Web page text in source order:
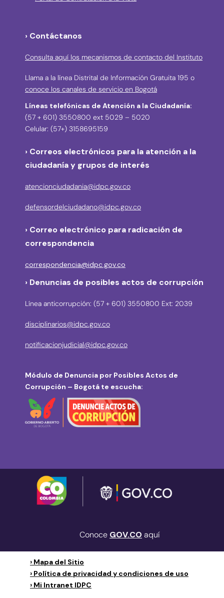
› Contáctanos
Consulta aquí los mecanismos de contacto del Instituto
Llama a la línea Distrital de Información Gratuita 195 o
conoce los canales de servicio en Bogotá
Líneas telefónicas de Atención a la Ciudadanía:
(57 + 601) 3550800 ext 5029 – 5020
Celular: (57+) 3158695159
› Correos electrónicos para la atención a la
ciudadanía y grupos de interés
atencionciudadania@idpc.gov.co
defensordelciudadano@idpc.gov.co
› Correo electrónico para radicación de
correspondencia
correspondencia@idpc.gov.co
› Denuncias de posibles actos de corrupción
Línea anticorrupción: (57 + 601) 3550800 Ext: 2039
disciplinarios@idpc.gov.co
notificacionjudicial@idpc.gov.co
Módulo de Denuncia por Posibles Actos de
Corrupción – Bogotá te escucha:
Conoce GOV.CO aquí
› Mapa del Sitio
› Política de privacidad y condiciones de uso
› Mi Intranet IDPC